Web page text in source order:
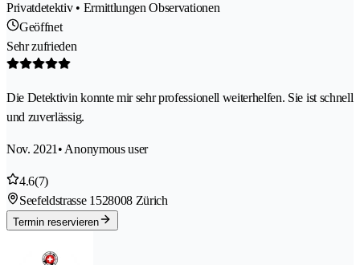
Privatdetektiv • Ermittlungen Observationen
Geöffnet
Sehr zufrieden
Die Detektivin konnte mir sehr professionell weiterhelfen. Sie ist schnell
und zuverlässig.
Nov. 2021 • Anonymous user
4.6(7)
Seefeldstrasse 1528008 Zürich
Termin reservieren